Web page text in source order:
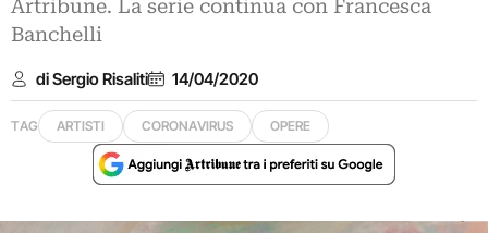
Artribune. La serie continua con Francesca
Banchelli
di Sergio Risaliti 14/04/2020
TAG ARTISTI CORONAVIRUS OPERE